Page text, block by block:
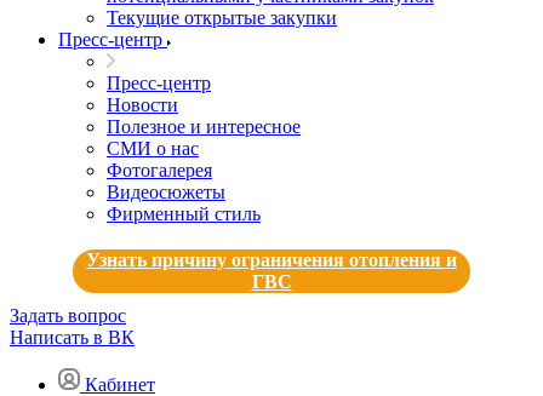
Текущие открытые закупки
Пресс-центр
Пресс-центр
Новости
Полезное и интересное
СМИ о нас
Фотогалерея
Видеосюжеты
Фирменный стиль
Узнать причину ограничения отопления и
ГВС
Задать вопрос
Написать в ВК
Кабинет